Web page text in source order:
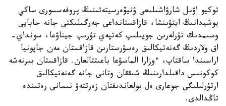
توكيو اۋىل شارۋاشىلىعى ۋنيۆەرسيتەتىنىڭ پروفەسسورى ساكي
يوشيدانىڭ ايتۋىنشا، قازاقستانداعى جەرگىلىكتى جانە جابايى
وسىمدىك تۇرلەرىن جويىلىپ كەتپەي تۇرىپ جيناۋعا، سونداي-
اق ولاردىڭ گەنەتيكالىق رەسۋرستارىن قازاقستان مەن جاپونيا
اراسىندا ساقتاپ، ءوزارا الماسۋعا باعىتتالعان. قازاقستان بىرنەشە
كوكونىس داقىلدارىنىڭ شىققان وتانى جانە گەنەتيكالىق
ارتۇرلىلىگى جوعارى ەل بولعاندىقتان زەرتتەۋ نىسانى رەتىندە
تاڭدالدى.